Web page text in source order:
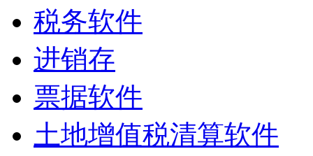
税务软件
进销存
票据软件
土地增值税清算软件